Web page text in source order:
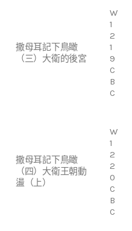
撒母耳記下鳥瞰
（三）大衛的後宮
W
1
2
1
9
C
B
C
撒母耳記下鳥瞰
（四）大衛王朝動
盪（上）
W
1
2
2
0
C
B
C